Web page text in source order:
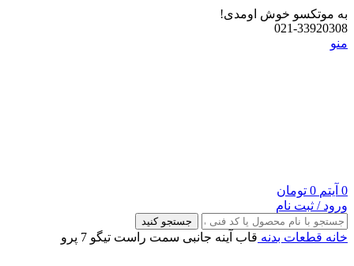
به موتکسو خوش اومدی!
021-33920308
منو
0 آیتم 0 تومان
ورود / ثبت نام
جستجو کنید
خانه قطعات بدنه قاب آینه جانبی سمت راست تیگو 7 پرو